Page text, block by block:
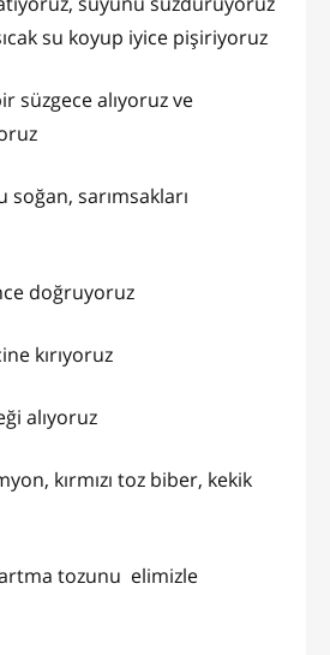
su koyup iyice pişiriyoruz
süzgece alıyoruz ve
soğan, sarımsakları
doğruyoruz
kırıyoruz
alıyoruz
kırmızı toz biber, kekik
tozunu elimizle